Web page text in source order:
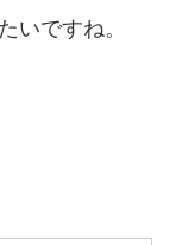
いですね。